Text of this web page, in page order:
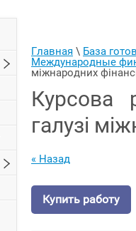
Главная \ База
Международные
міжнародних
Курсова
галузі
« Назад
Купить работу